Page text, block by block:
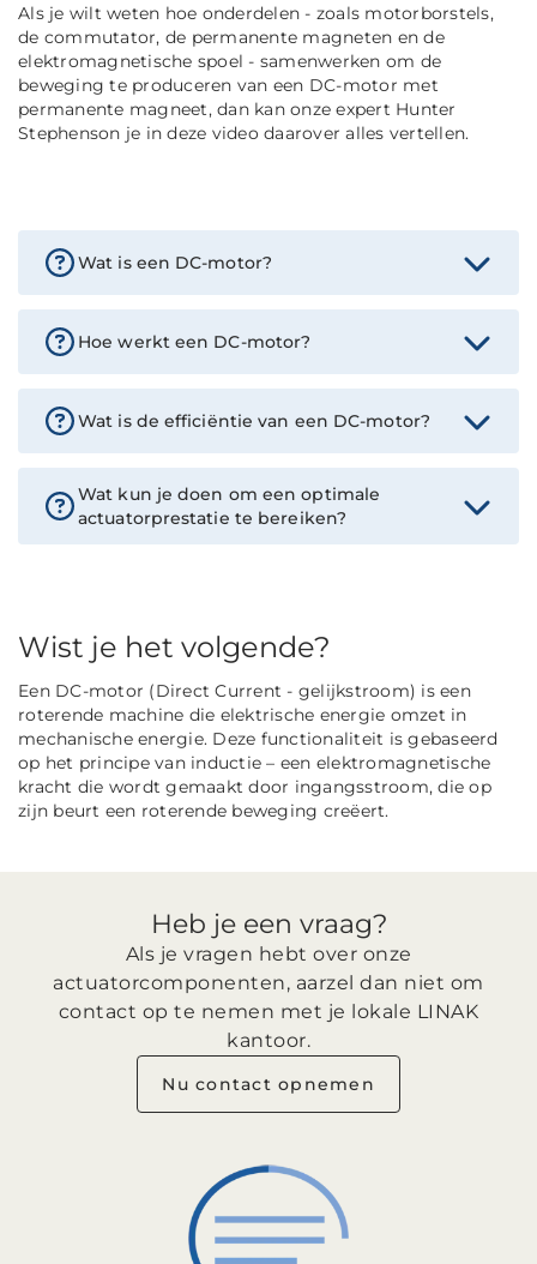
Als je wilt weten hoe onderdelen - zoals motorborstels,
de commutator, de permanente magneten en de
elektromagnetische spoel - samenwerken om de
beweging te produceren van een DC-motor met
permanente magneet, dan kan onze expert Hunter
Stephenson je in deze video daarover alles vertellen.
Wat is een DC-motor?
Hoe werkt een DC-motor?
Wat is de efficiëntie van een DC-motor?
Wat kun je doen om een optimale
actuatorprestatie te bereiken?
Wist je het volgende?
Een DC-motor (Direct Current - gelijkstroom) is een
roterende machine die elektrische energie omzet in
mechanische energie. Deze functionaliteit is gebaseerd
op het principe van inductie – een elektromagnetische
kracht die wordt gemaakt door ingangsstroom, die op
zijn beurt een roterende beweging creëert.
Heb je een vraag?
Als je vragen hebt over onze
actuatorcomponenten, aarzel dan niet om
contact op te nemen met je lokale LINAK
kantoor.
Nu contact opnemen